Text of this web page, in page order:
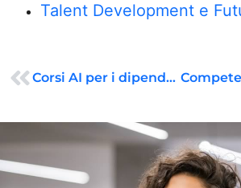
Talent Development e
Corsi AI per i dipendenti: una strategia necessaria per competere